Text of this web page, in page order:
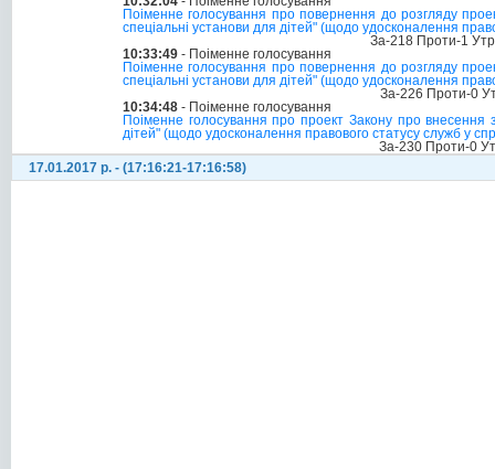
Поіменне голосування про повернення до розгляду
спеціальні установи для дітей" (щодо удосконалення
За-218 Проти-1
10:33:49 - Поіменне голосування
Поіменне голосування про повернення до розгляду
спеціальні установи для дітей" (щодо удосконалення
За-226 Проти-0
10:34:48 - Поіменне голосування
Поіменне голосування про проект Закону про внесення
дітей" (щодо удосконалення правового статусу служб у
За-230 Проти-0
17.01.2017 р. - (17:16:21-17:16:58)